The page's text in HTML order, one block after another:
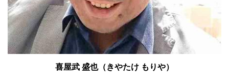
喜屋武 盛也（きやたけ もりや）